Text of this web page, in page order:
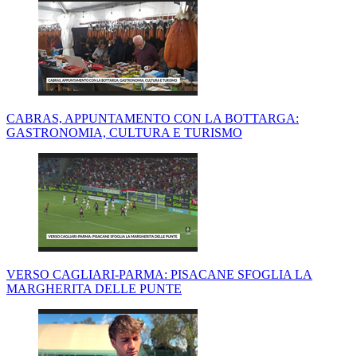
CABRAS, APPUNTAMENTO CON LA BOTTARGA:
GASTRONOMIA, CULTURA E TURISMO
VERSO CAGLIARI-PARMA: PISACANE SFOGLIA LA
MARGHERITA DELLE PUNTE